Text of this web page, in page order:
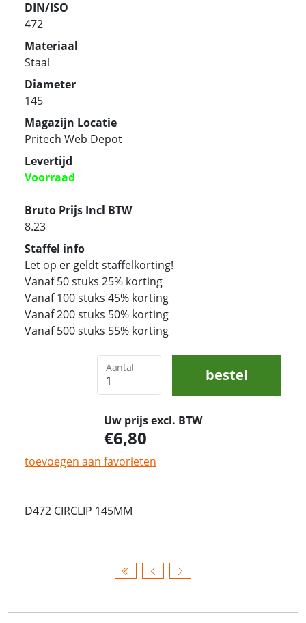
DIN/ISO
472
Materiaal
Staal
Diameter
145
Magazijn Locatie
Pritech Web Depot
Levertijd
Voorraad
Bruto Prijs Incl BTW
8.23
Staffel info
Let op er geldt staffelkorting!
Vanaf 50 stuks 25% korting
Vanaf 100 stuks 45% korting
Vanaf 200 stuks 50% korting
Vanaf 500 stuks 55% korting
Aantal bestel
Uw prijs excl. BTW
6,80
toevoegen aan favorieten
D472 CIRCLIP 145MM